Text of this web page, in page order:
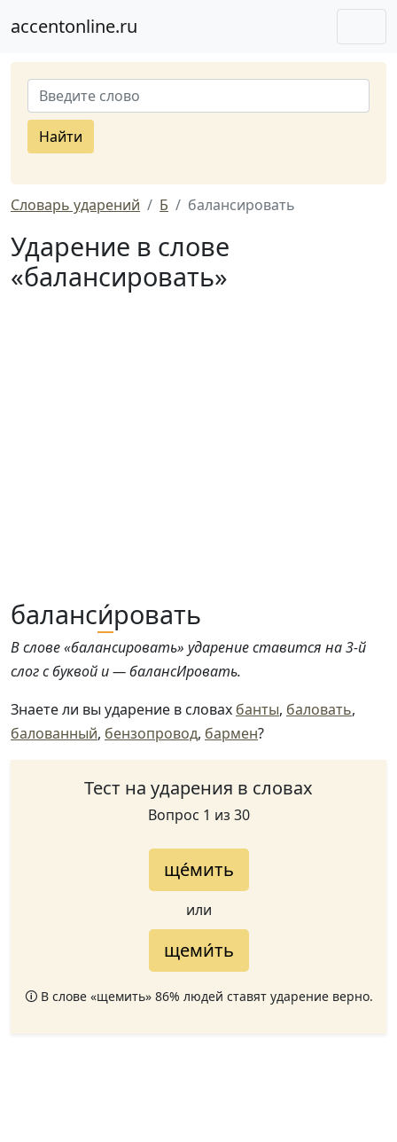
accentonline.ru
Найти
Словарь ударений Б балансировать
Ударение в слове
«балансировать»
баланси́ровать
В слове «балансировать» ударение ставится на 3-й
слог с буквой и — балансИровать.
Знаете ли вы ударение в словах банты, баловать,
балованный, бензопровод, бармен?
Тест на ударения в словах
Вопрос 1 из 30
ще́мить
или
щеми́ть
🛈 В слове «щемить» 86% людей ставят ударение верно.